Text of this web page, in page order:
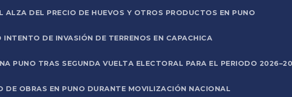
ALZA DEL PRECIO DE HUEVOS Y OTROS PRODUCTOS EN PUNO
DE INVASIÓN DE TERRENOS EN CAPACHICA
PUNO TRAS SEGUNDA VUELTA ELECTORAL PARA EL PERIODO
OBRAS EN PUNO DURANTE MOVILIZACIÓN NACIONAL